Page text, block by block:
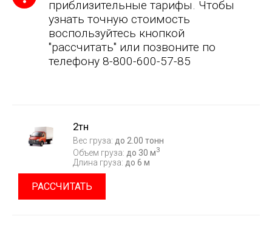
приблизительные тарифы. Чтобы
узнать точную стоимость
воспользуйтесь кнопкой
"рассчитать" или позвоните по
телефону 8-800-600-57-85
2тн
Вес груза: до 2.00 тонн
Объем груза: до 30 м3
Длина груза: до 6 м
РАССЧИТАТЬ